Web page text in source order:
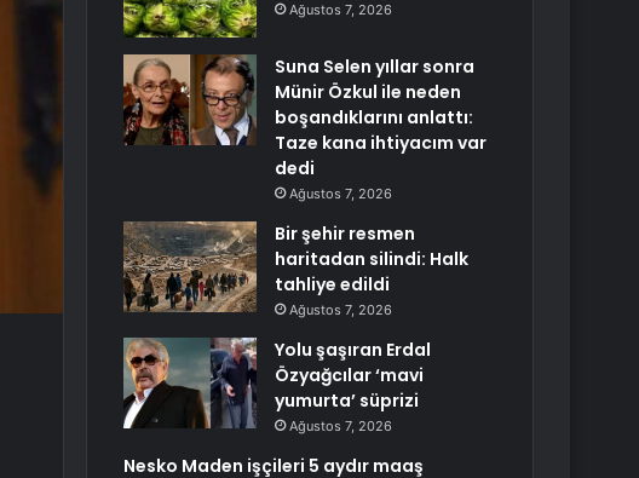
Ağustos 7, 2026
Suna Selen yıllar sonra
Münir Özkul ile neden
boşandıklarını anlattı:
Taze kana ihtiyacım var
dedi
Ağustos 7, 2026
Bir şehir resmen
haritadan silindi: Halk
tahliye edildi
Ağustos 7, 2026
Yolu şaşıran Erdal
Özyağcılar ‘mavi
yumurta’ süprizi
Ağustos 7, 2026
Nesko Maden işçileri 5 aydır maaş